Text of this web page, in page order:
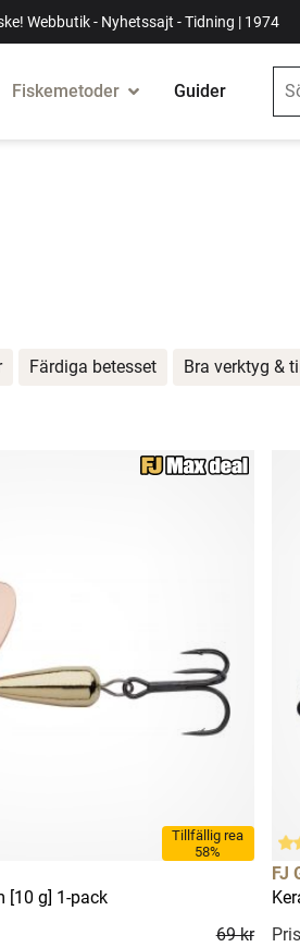
Webbutik - Nyhetssajt - Tidning | 1974
Fiskemetoder Guider
Tillfällig rea
58%
[10 g] 1-pack
69 kr
FJ
Färdiga betesset Bra verktyg &